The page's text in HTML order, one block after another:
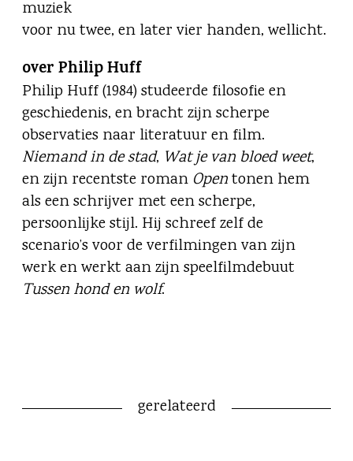
muziek
voor nu twee, en later vier handen, wellicht.
over Philip Huff
Philip Huff (1984) studeerde filosofie en
geschiedenis, en bracht zijn scherpe
observaties naar literatuur en film.
Niemand in de stad, Wat je van bloed weet,
en zijn recentste roman Opentonen hem
als een schrijver met een scherpe,
persoonlijke stijl. Hij schreef zelf de
scenario’s voor de verfilmingen van zijn
werk en werkt aan zijn speelfilmdebuut
Tussen hond en wolf.
gerelateerd